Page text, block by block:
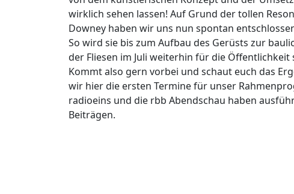
wirklich sehen lassen! Auf Grund der tollen
Downey haben wir uns nun spontan
So wird sie bis zum Aufbau des Gerüsts zur
der Fliesen im Juli weiterhin für die Öffentlichkeit
Kommt also gern vorbei und schaut euch das
wir hier die ersten Termine für unser
radioeins und die rbb Abendschau haben
Beiträgen.